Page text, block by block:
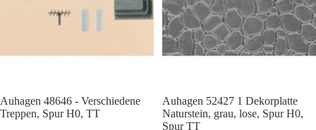
Auhagen 48646 - Verschiedene
Treppen, Spur H0, TT
Auhagen 52427 1 Dekorplatte
Naturstein, grau, lose, Spur H0,
Spur TT